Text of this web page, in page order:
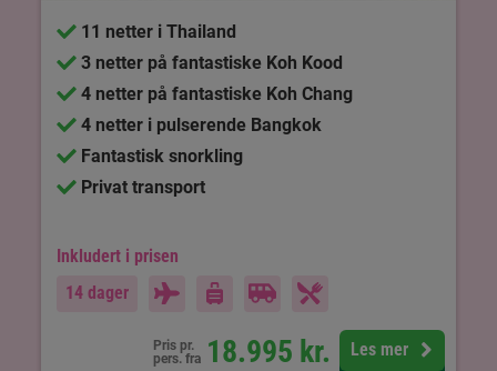
11 netter i Thailand
3 netter på fantastiske Koh Kood
4 netter på fantastiske Koh Chang
4 netter i pulserende Bangkok
Fantastisk snorkling
Privat transport
Inkludert i prisen
14 dager
Pris pr.
pers. fra 18.995 kr. Les mer